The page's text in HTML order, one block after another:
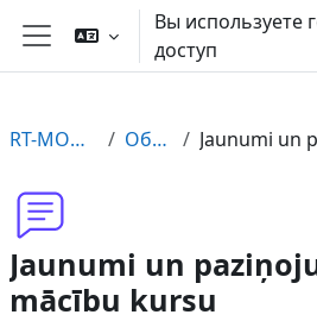
Перейти к основному
Боковая панель
Вы используете
доступ
RT-MODE-LV Общее
Jaunumi un
mācību kursu